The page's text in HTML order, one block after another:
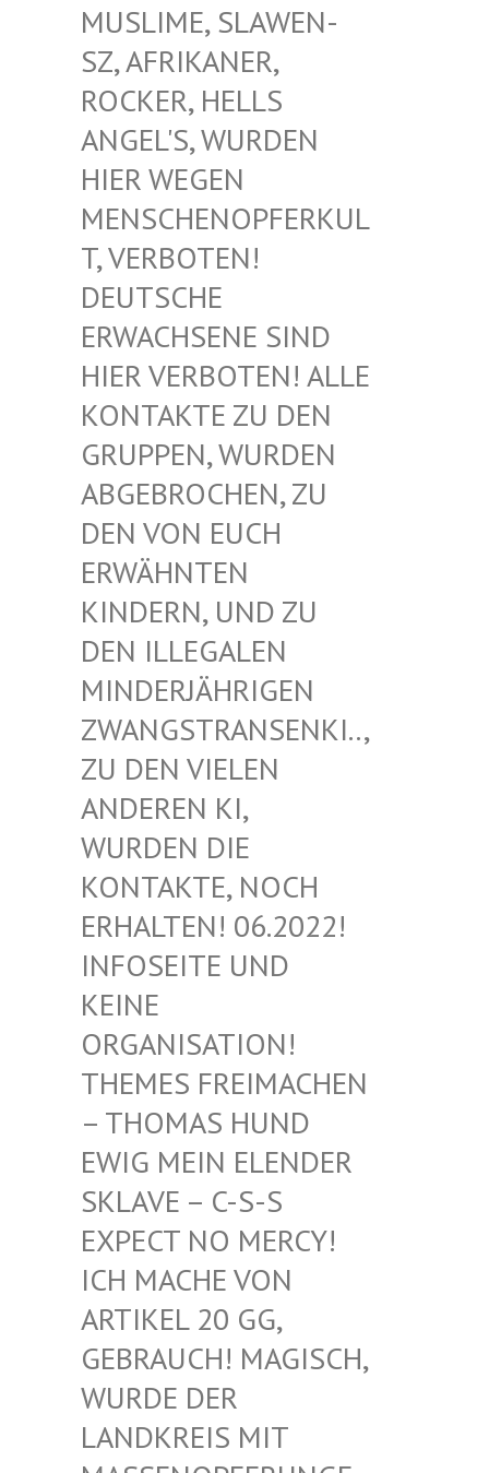
USLIME, SLAWEN-S
Z, AFRIKANER, R
OCKER, HELLS A
NGEL'S, WURDEN H
IER WEGEN M
ENSCHENOPFERKULT
, VERBOTEN! D
EUTSCHE E
RWACHSENE SIND H
IER VERBOTEN! ALLE K
ONTAKTE ZU DEN G
RUPPEN, WURDEN A
BGEBROCHEN, ZU D
EN VON EUCH E
RWÄHNTEN K
INDERN, UND ZU D
EN ILLEGALEN M
INDERJÄHRIGEN Z
WANGSTRANSENKI.., Z
U DEN VIELEN A
NDEREN KI, W
URDEN DIE K
ONTAKTE, NOCH E
RHALTEN! 06.2022! I
NFOSEITE UND K
EINE O
RGANISATION! T
HEMES FREIMACHEN –
THOMAS HUND E
WIG MEIN ELENDER S
KLAVE – C-S-S E
XPECT NO MERCY! I
CH MACHE VON A
RTIKEL 20 GG, G
EBRAUCH! MAGISCH, W
URDE DER L
ANDKREIS MIT M